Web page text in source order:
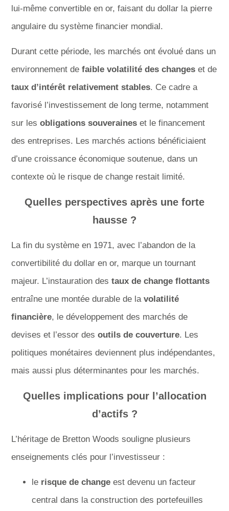
lui-même convertible en or, faisant du dollar la pierre
angulaire du système financier mondial.
Durant cette période, les marchés ont évolué dans un
environnement defaible volatilité des changes et de
taux d’intérêt relativement stables. Ce cadre a
favorisé l’investissement de long terme, notamment
sur lesobligations souveraines et le financement
des entreprises. Les marchés actions bénéficiaient
d’une croissance économique soutenue, dans un
contexte où le risque de change restait limité.
Quelles perspectives après une forte
hausse ?
La fin du système en 1971, avec l’abandon de la
convertibilité du dollar en or, marque un tournant
majeur. L’instauration destaux de change flottants
entraîne une montée durable de lavolatilité
financière, le développement des marchés de
devises et l’essor desoutils de couverture. Les
politiques monétaires deviennent plus indépendantes,
mais aussi plus déterminantes pour les marchés.
Quelles implications pour l’allocation
d’actifs ?
L’héritage de Bretton Woods souligne plusieurs
enseignements clés pour l’investisseur :
le risque de change est devenu un facteur
central dans la construction des portefeuilles